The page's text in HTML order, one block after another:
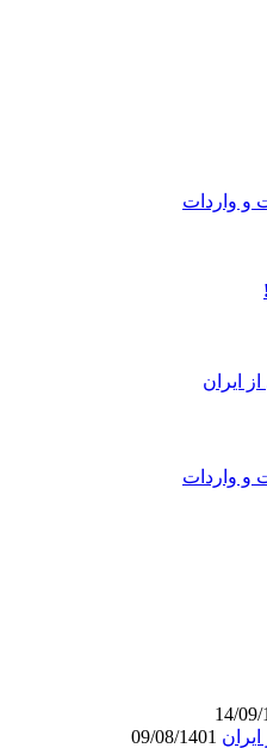
و واردات
و واردات
14/09/
09/08/1401